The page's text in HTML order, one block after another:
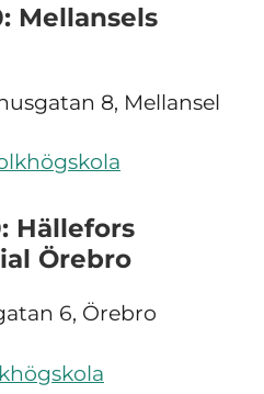
Mellansels
8, Mellansel
Hällefors
Örebro
6, Örebro